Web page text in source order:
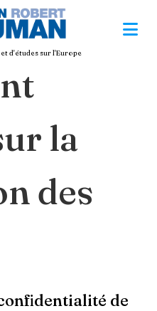
d'études sur l'Europe
la
des
de